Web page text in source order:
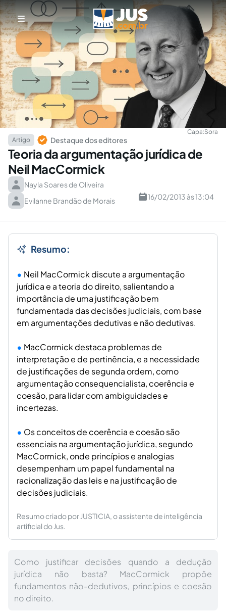
Capa:Sora
Artigo
Destaque dos editores
Teoria da argumentação jurídica de
Neil MacCormick
Nayla Soares de Oliveira
Evilanne Brandão de Morais
16/02/2013 às 13:04
Resumo:
Neil MacCormick discute a argumentação
jurídica e a teoria do direito, salientando a
importância de uma justificação bem
fundamentada das decisões judiciais, com base
em argumentações dedutivas e não dedutivas.
MacCormick destaca problemas de
interpretação e de pertinência, e a necessidade
de justificações de segunda ordem, como
argumentação consequencialista, coerência e
coesão, para lidar com ambiguidades e
incertezas.
Os conceitos de coerência e coesão são
essenciais na argumentação jurídica, segundo
MacCormick, onde princípios e analogias
desempenham um papel fundamental na
racionalização das leis e na justificação de
decisões judiciais.
Resumo criado por JUSTICIA, o assistente de inteligência
artificial do Jus.
Como justificar decisões quando a dedução
jurídica não basta? MacCormick propõe
fundamentos não-dedutivos, princípios e coesão
no direito.